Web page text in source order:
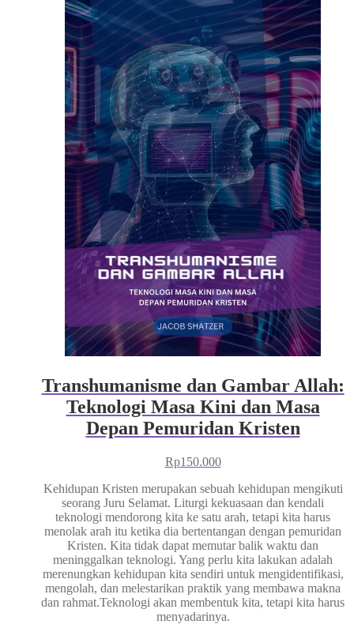
Transhumanisme dan Gambar Allah:
Teknologi Masa Kini dan Masa
Depan Pemuridan Kristen
Rp150.000
Kehidupan Kristen merupakan sebuah kehidupan mengikuti
seorang Juru Selamat. Liturgi kekuasaan dan kendali
teknologi mendorong kita ke satu arah, tetapi kita harus
menolak arah itu ketika dia bertentangan dengan pemuridan
Kristen. Kita tidak dapat memutar balik waktu dan
meninggalkan teknologi. Yang perlu kita lakukan adalah
merenungkan kehidupan kita sendiri untuk mengidentifikasi,
mengolah, dan melestarikan praktik yang membawa makna
dan rahmat.Teknologi akan membentuk kita, tetapi kita harus
menyadarinya.